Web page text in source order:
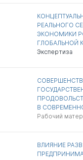
РЕАЛЬНОГО
ЭКОНОМИКИ
ГЛОБАЛЬНОЙ
Экспертиза
В
Рабочий
ВЛИЯНИЕ